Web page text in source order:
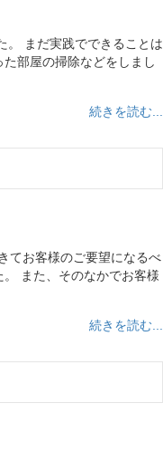
。 まだ実践でできることは
部屋の掃除などをしまし
続きを読む...
てお客様のご要望になるべ
また、そのなかでお客様
続きを読む...